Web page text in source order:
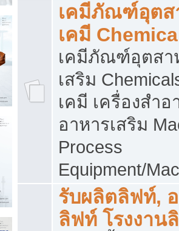
เคมีภัณฑ์อุตส
เคมี
เคมีภัณฑ์อุตสา
เสริม
เคมี เครื่องสำ
อาหารเสริม
Process
Equipment/
รับผลิตลิฟท์,
ลิฟท์ โรงงาน